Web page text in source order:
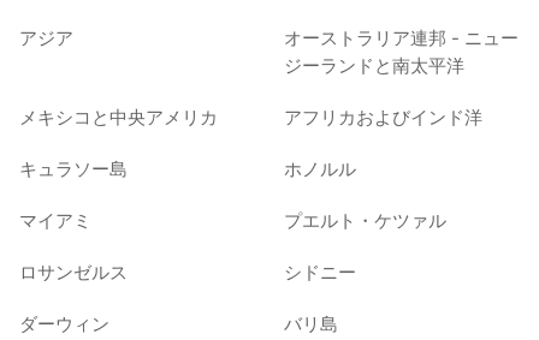
アジア
オーストラリア連邦 - ニュー
ジーランドと南太平洋
メキシコと中央アメリカ アフリカおよびインド洋
キュラソー島 ホノルル
マイアミ プエルト・ケツァル
ロサンゼルス シドニー
ダーウィン バリ島